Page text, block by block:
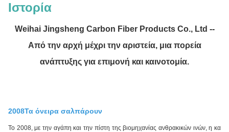
Ιστορία
Weihai Jingsheng Carbon Fiber Products Co., Ltd --
Από την αρχή μέχρι την αριστεία, μια πορεία
ανάπτυξης για επιμονή και καινοτομία.
2008Τα όνειρα σαλπάρουν
Το 2008, με την αγάπη και την πίστη της βιομηχανίας ανθρακικών ινών, η κα